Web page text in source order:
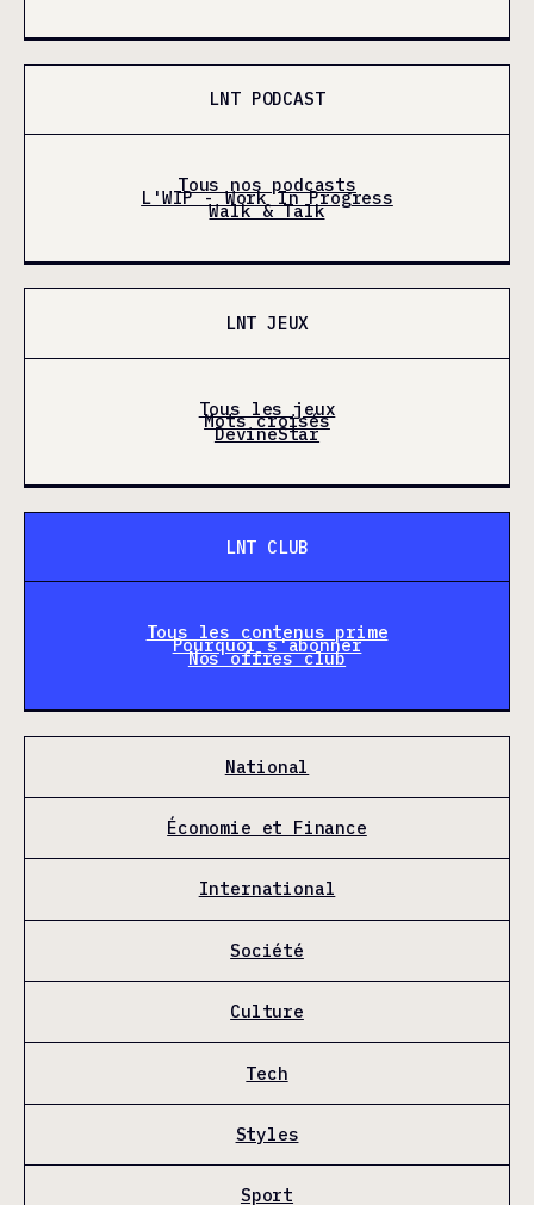
LNT PODCAST
Tous nos podcasts
L'WIP - Work In Progress
Walk & Talk
LNT JEUX
Tous les jeux
Mots croisés
DevineStar
LNT CLUB
Tous les contenus prime
Pourquoi s'abonner
Nos offres club
National
Économie et Finance
International
Société
Culture
Tech
Styles
Sport